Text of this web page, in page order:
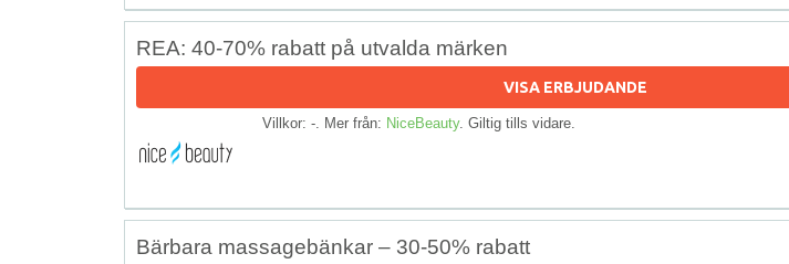
REA: 40-70% rabatt på utvalda märken
VISA ERBJUDANDE
Villkor: -. Mer från: NiceBeauty. Giltig tills vidare.
Bärbara massagebänkar – 30-50% rabatt